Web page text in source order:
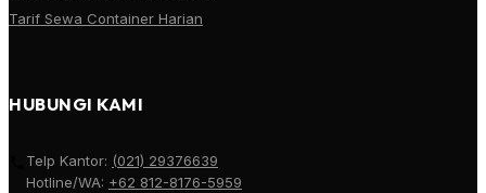
Tarif Sewa Container Harian
HUBUNGI KAMI
Telp Kantor: (021) 29376639
Hotline/WA: +62 812-8176-5959